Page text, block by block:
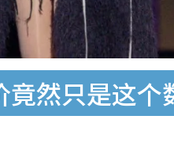
然只是这个